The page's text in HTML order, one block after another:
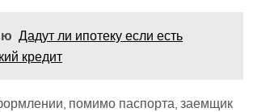
Дадут ли ипотеку если есть
кредит
помимо паспорта, заемщик